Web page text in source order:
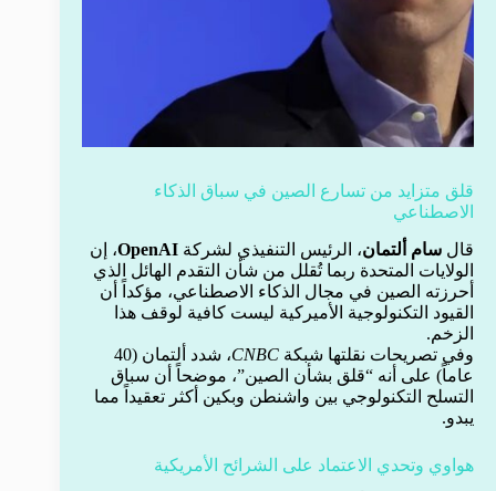
قلق متزايد من تسارع الصين في سباق الذكاء
الاصطناعي
قال سام ألتمان، الرئيس التنفيذي لشركة OpenAI، إن
الولايات المتحدة ربما تُقلل من شأن التقدم الهائل الذي
أحرزته الصين في مجال الذكاء الاصطناعي، مؤكداً أن
القيود التكنولوجية الأميركية ليست كافية لوقف هذا
الزخم.
وفي تصريحات نقلتها شبكة CNBC
، شدد ألتمان (40
عاماً) على أنه “قلق بشأن الصين”، موضحاً أن سباق
التسلح التكنولوجي بين واشنطن وبكين أكثر تعقيداً مما
يبدو.
هواوي وتحدي الاعتماد على الشرائح الأمريكية